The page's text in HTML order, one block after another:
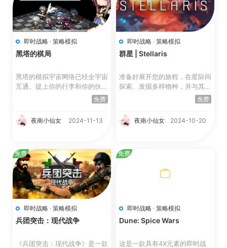
即时战略 · 策略模拟
黑塔的棋局
黑塔的模拟宇宙网络已经全宇宙
互通。提上你的行李和你的伙伴
免费
夜南小仙女 2024-11-13
即时战略 · 策略模拟
群星 | Stellaris
准备好展开您的旅程，在星际间
探索、发掘多样物种，并与其互
免费
夜南小仙女 2024-10-20
即时战略 · 策略模拟
兵团突击：现代战争
《兵团突击：现代战争》是一款
免费
即时战略 · 策略模拟
Dune: Spice Wars
这是一款具有4X元素的即时战
免费